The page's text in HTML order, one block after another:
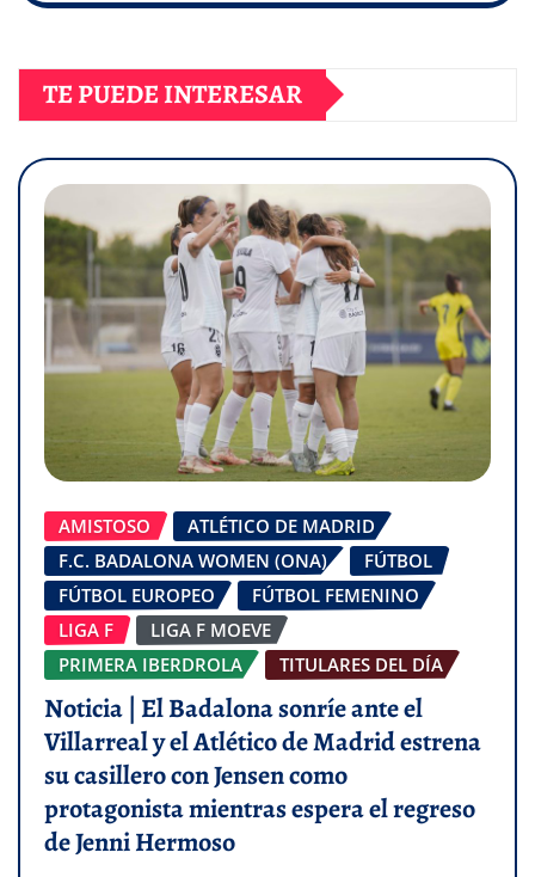
TE PUEDE INTERESAR
AMISTOSO
ATLÉTICO DE MADRID
F.C. BADALONA WOMEN (ONA)
FÚTBOL
FÚTBOL EUROPEO
FÚTBOL FEMENINO
LIGA F
LIGA F MOEVE
PRIMERA IBERDROLA
TITULARES DEL DÍA
Noticia | El Badalona sonríe ante el
Villarreal y el Atlético de Madrid estrena
su casillero con Jensen como
protagonista mientras espera el regreso
de Jenni Hermoso